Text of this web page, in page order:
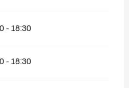
- 18:30
- 18:30